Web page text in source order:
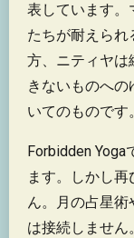
表しています。
たちが耐えられ
方、ニティヤは
きないものへ
いてのものです。
Forbidden Yoga
ます。しかし
ん。月の占星
は接続しませ